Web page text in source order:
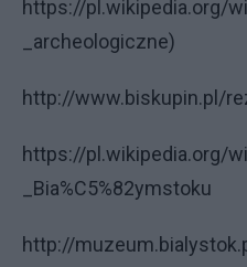
https://pl.wikipedia.org/
_archeologiczne)
http://www.biskupin.pl/
https://pl.wikipedia.org/
_Bia%C5%82ymstoku
http://